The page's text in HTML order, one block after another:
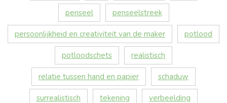
penseel penseelstreek
persoonlijkheid en creativiteit van de maker potlood
potloodschets realistisch
relatie tussen hand en papier schaduw
surrealistisch tekening verbeelding